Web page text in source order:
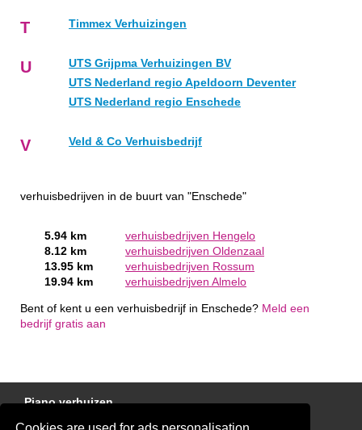
T Timmex Verhuizingen
U
UTS Grijpma Verhuizingen BV
UTS Nederland regio Apeldoorn Deventer
UTS Nederland regio Enschede
V Veld & Co Verhuisbedrijf
verhuisbedrijven in de buurt van "Enschede"
5.94 km
verhuisbedrijven Hengelo
8.12 km
verhuisbedrijven Oldenzaal
13.95 km
verhuisbedrijven Rossum
19.94 km
verhuisbedrijven Almelo
Bent of kent u een verhuisbedrijf in Enschede? Meld een
bedrijf gratis aan
Piano verhuizen